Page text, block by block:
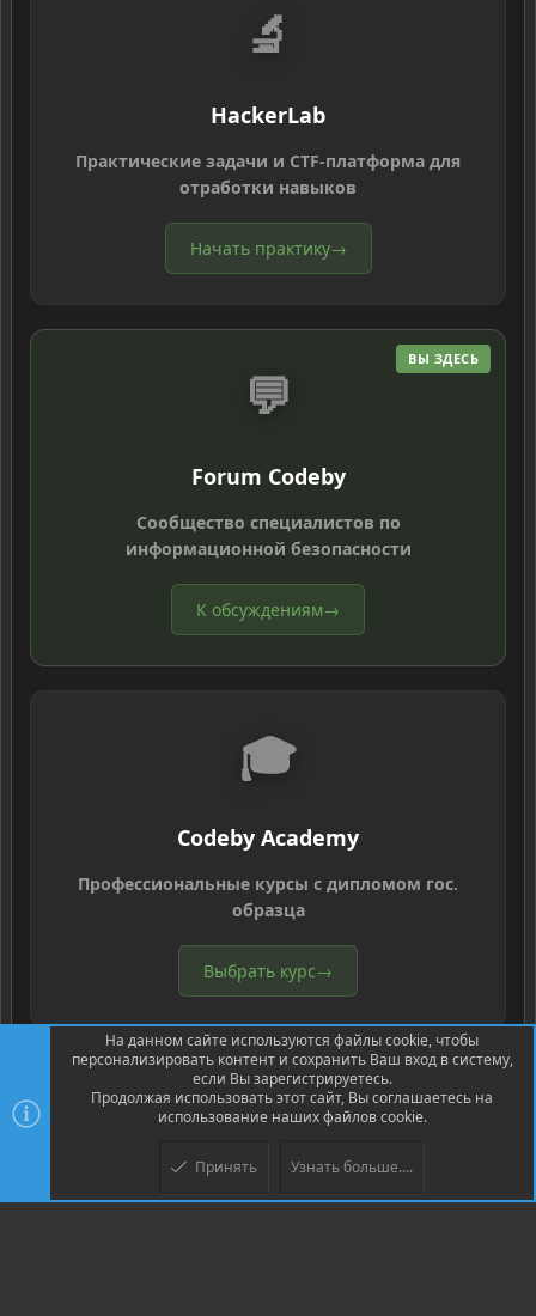
🔬
HackerLab
Практические задачи и CTF-платформа для
отработки навыков
Начать практику→
ВЫ ЗДЕСЬ
💬
Forum Codeby
Сообщество специалистов по
информационной безопасности
К обсуждениям→
🎓
Codeby Academy
Профессиональные курсы с дипломом гос.
образца
Выбрать курс→
Community platform by XenForo ® © 2010-2026 XenForo Ltd.
© Jason Axelrod of 8WAYRUN
На данном сайте используются файлы cookie, чтобы
персонализировать контент и сохранить Ваш вход в систему,
если Вы зарегистрируетесь.
Продолжая использовать этот сайт, Вы соглашаетесь на
использование наших файлов cookie.
Принять Узнать больше....